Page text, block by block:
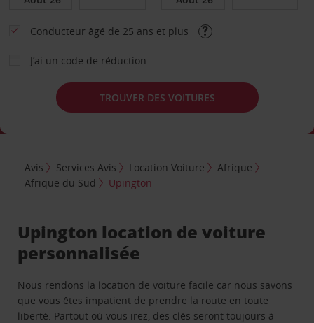
Conducteur âgé de 25 ans et plus
J’ai un code de réduction
TROUVER DES VOITURES
Avis Services Avis Location Voiture
Afrique
Afrique du Sud
Upington
Upington location de voiture
personnalisée
Nous rendons la location de voiture facile car nous savons
que vous êtes impatient de prendre la route en toute
liberté. Partout où vous irez, des clés seront toujours à